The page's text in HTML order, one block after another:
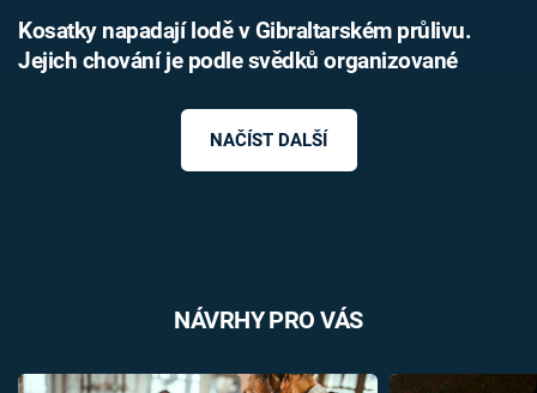
Kosatky napadají lodě v Gibraltarském průlivu.
Jejich chování je podle svědků organizované
NAČÍST DALŠÍ
NÁVRHY PRO VÁS